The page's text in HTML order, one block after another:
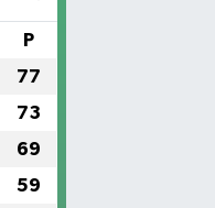
P
77
73
69
59